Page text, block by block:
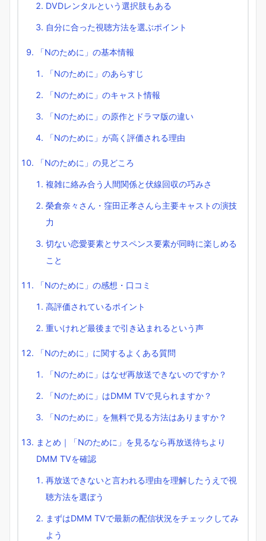
DVDレンタルという選択肢もある
自分に合った視聴方法を選ぶポイント
「Nのために」の基本情報
「Nのために」のあらすじ
「Nのために」のキャスト情報
「Nのために」の原作とドラマ版の違い
「Nのために」が高く評価される理由
「Nのために」の見どころ
複雑に絡み合う人間関係と伏線回収の巧みさ
榮倉奈々さん・窪田正孝さんら主要キャストの演技
力
切ない恋愛要素とサスペンス要素が同時に楽しめる
こと
「Nのために」の感想・口コミ
高評価されているポイント
重いけれど最後まで引き込まれるという声
「Nのために」に関するよくある質問
「Nのために」はなぜ再放送できないのですか？
「Nのために」はDMM TVで見られますか？
「Nのために」を無料で見る方法はありますか？
まとめ｜「Nのために」を見るなら再放送待ちより
DMM TVを確認
再放送できないと言われる理由を理解したうえで視
聴方法を選ぼう
まずはDMM TVで最新の配信状況をチェックしてみ
よう